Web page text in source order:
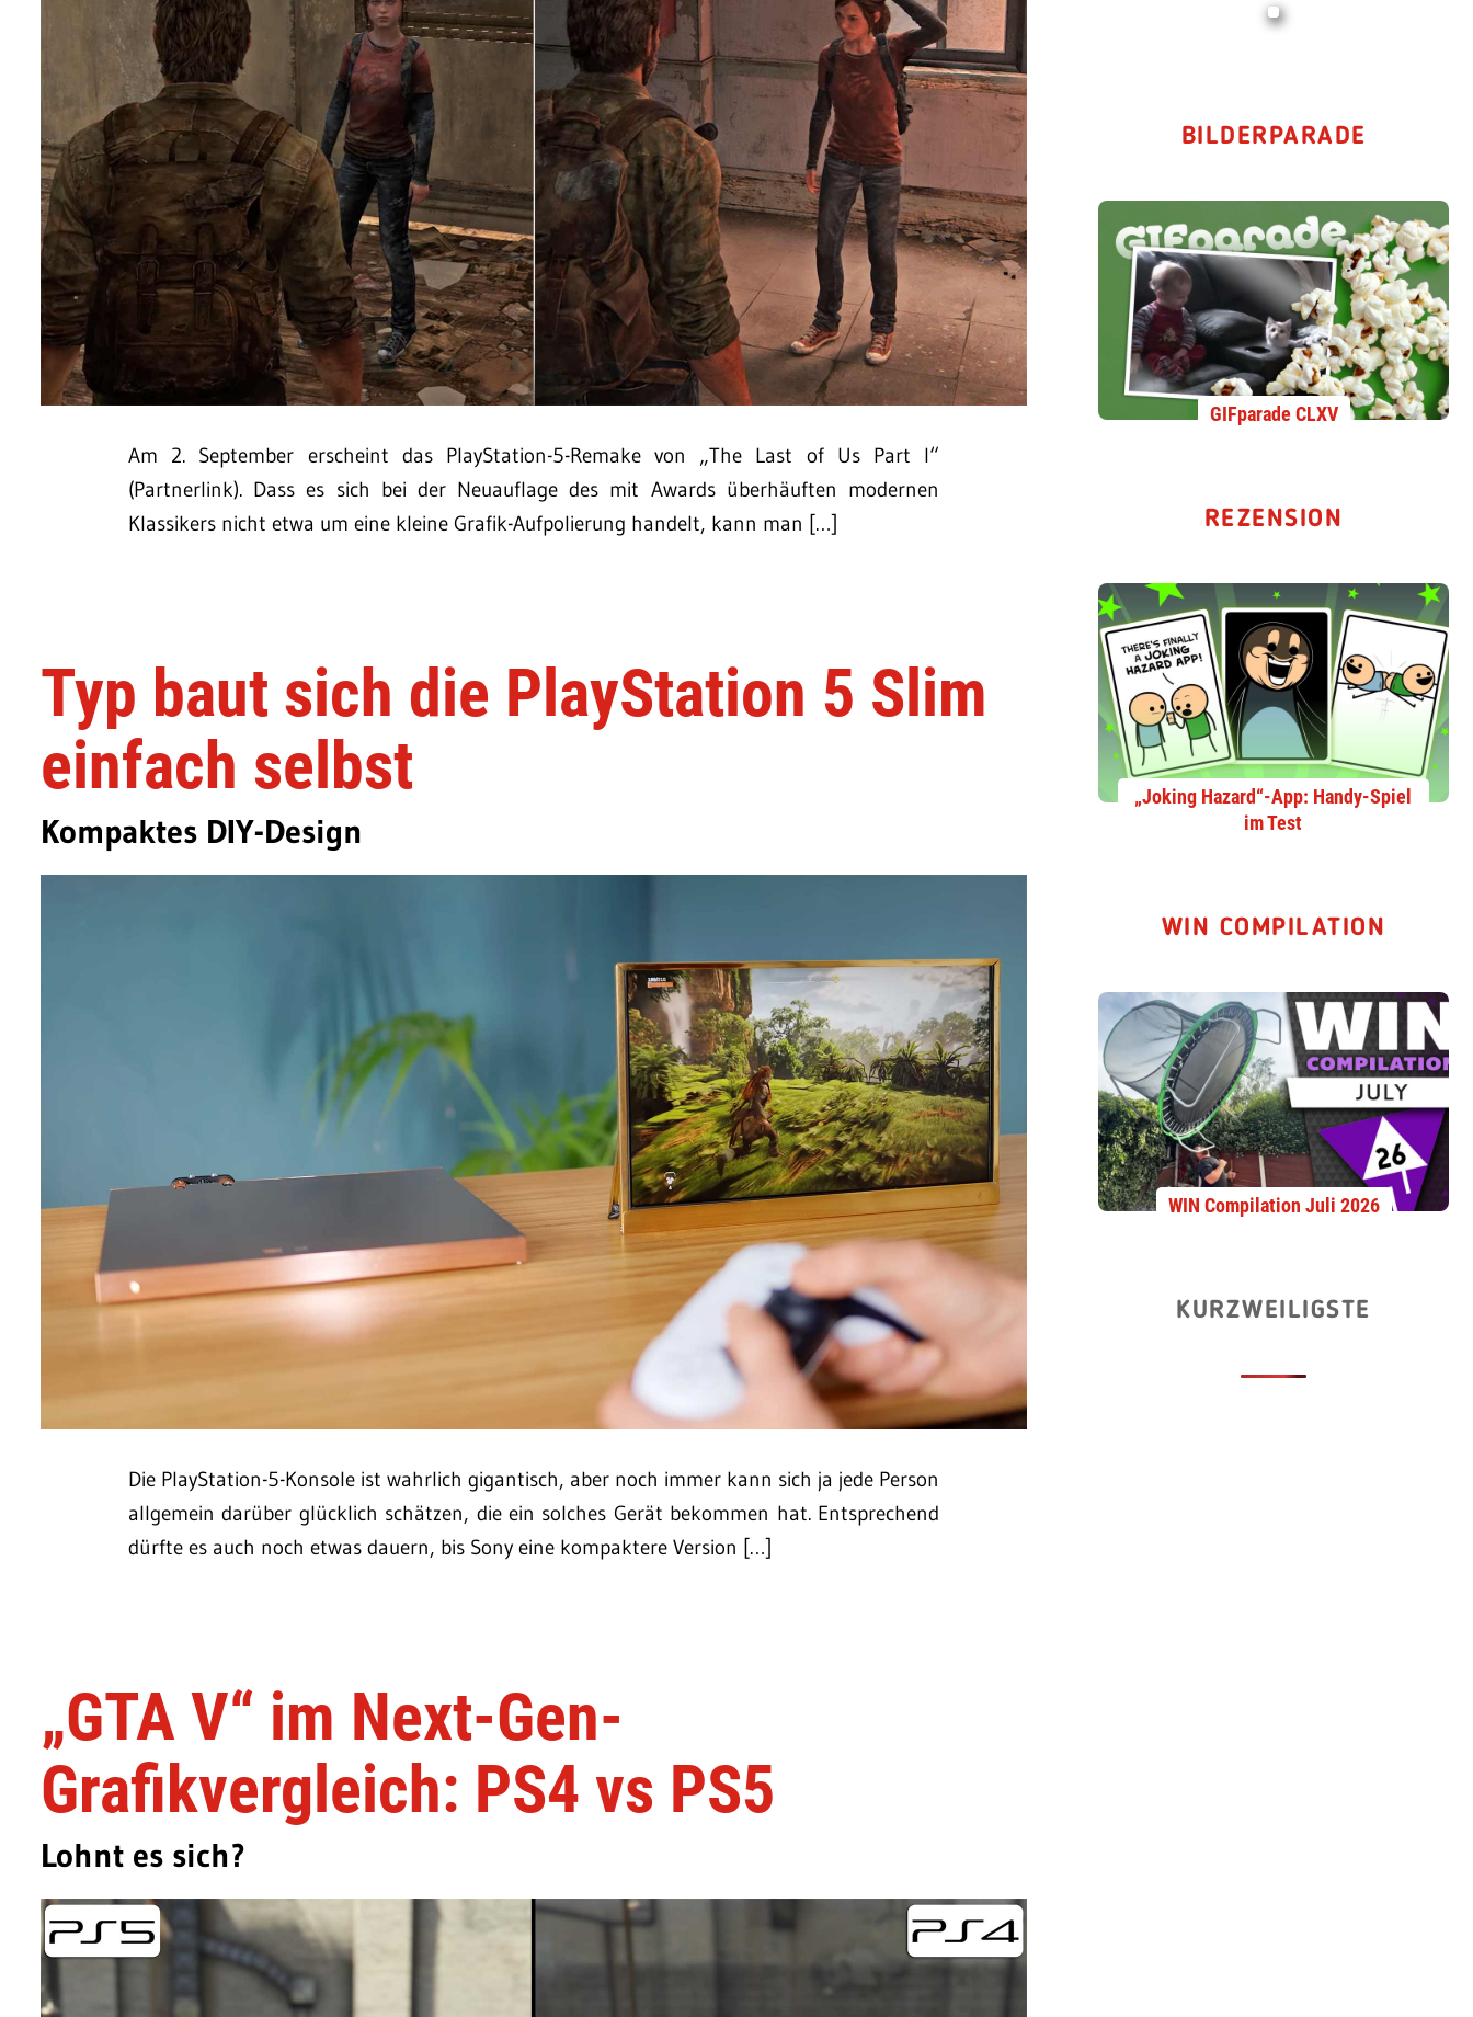
Am 2. September erscheint das PlayStation-5-Remake von „The Last of Us Part I“
(Partnerlink). Dass es sich bei der Neuauflage des mit Awards überhäuften modernen
Klassikers nicht etwa um eine kleine Grafik-Aufpolierung handelt, kann man […]
Typ baut sich die PlayStation 5 Slim
einfach selbst
Kompaktes DIY-Design
Die PlayStation-5-Konsole ist wahrlich gigantisch, aber noch immer kann sich ja jede Person
allgemein darüber glücklich schätzen, die ein solches Gerät bekommen hat. Entsprechend
dürfte es auch noch etwas dauern, bis Sony eine kompaktere Version […]
„GTA V“ im Next-Gen-
Grafikvergleich: PS4 vs PS5
Lohnt es sich?
BILDERPARADE
GIFparade CLXV
REZENSION
„Joking Hazard“-App: Handy-Spiel
im Test
WIN COMPILATION
WIN Compilation Juli 2026
KURZWEILIGSTE